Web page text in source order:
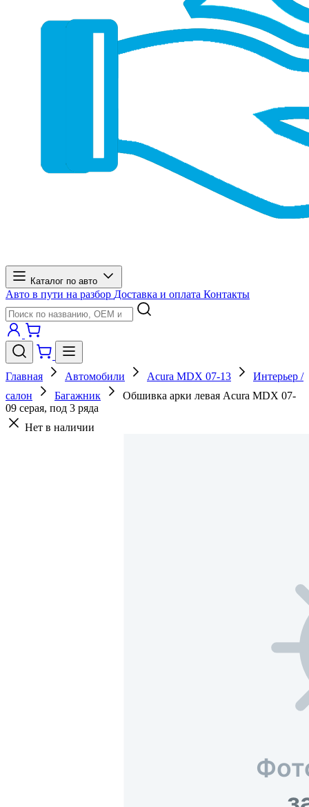
Каталог по авто
Авто в пути на разбор Доставка и оплата Контакты
Главная Автомобили Acura MDX 07-13
Интерьер /
салон
Багажник
Обшивка арки левая Acura MDX 07-
09 серая, под 3 ряда
Нет в наличии